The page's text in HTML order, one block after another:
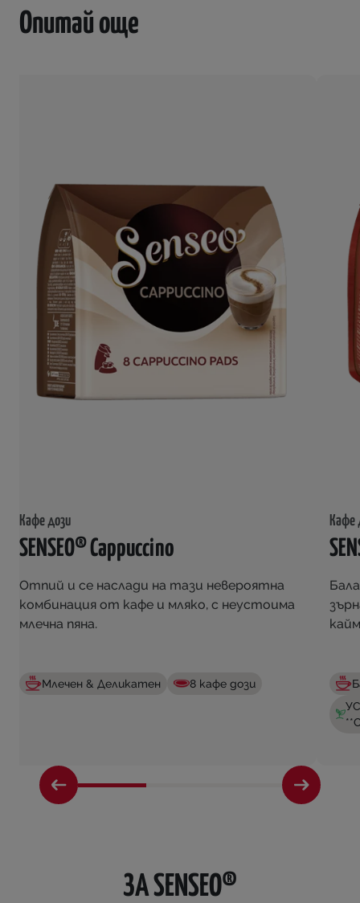
Опитай още
Кафе дози
SENSEO® Cappuccino
Отпий и се наслади на тази невероятна
комбинация от кафе и мляко, с неустоима
млечна пяна.
Млечен & Деликатен 8 кафе дози
Кафе
ЗА SENSEO®